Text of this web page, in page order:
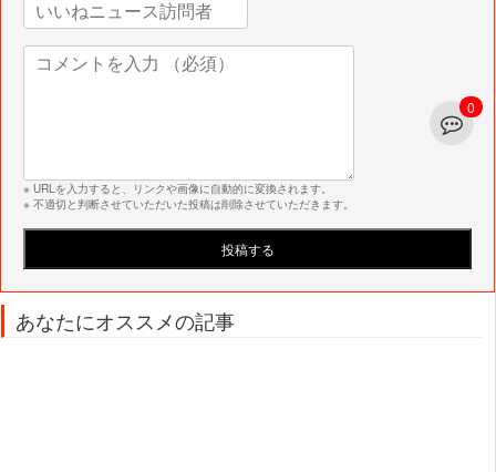
0
※ URLを入力すると、リンクや画像に自動的に変換されます。
※ 不適切と判断させていただいた投稿は削除させていただきます。
あなたにオススメの記事